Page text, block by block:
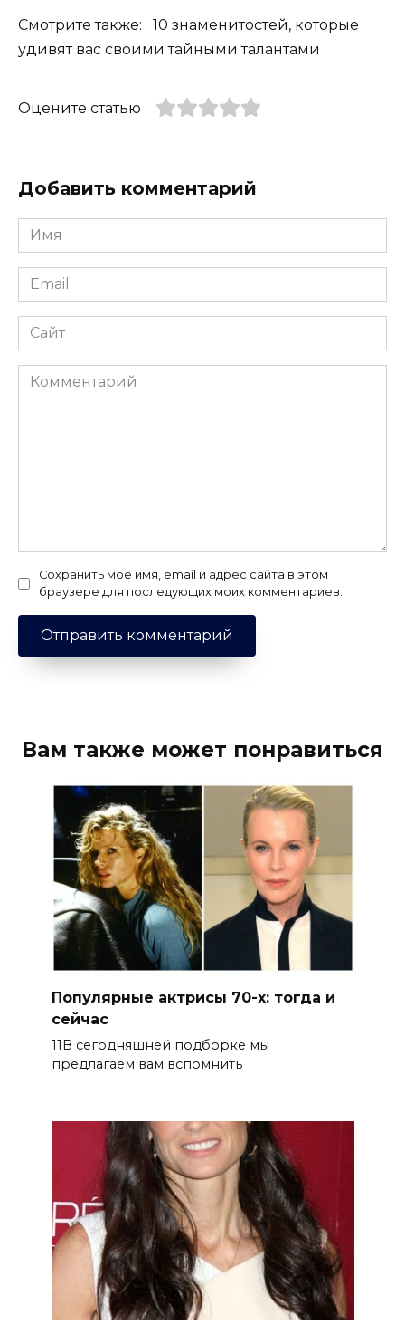
Смотрите также: 10 знаменитостей, которые
удивят вас своими тайными талантами
Оцените статью
Добавить комментарий
Имя
*
Email
*
Сайт
Комментарий
Сохранить моё имя, email и адрес сайта в этом
браузере для последующих моих комментариев.
Вам также может понравиться
Популярные актрисы 70-х: тогда и
сейчас
11В сегодняшней подборке мы
предлагаем вам вспомнить